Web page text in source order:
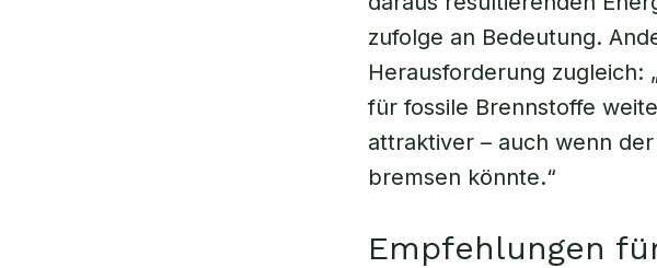
zufolge an Bedeutung.
Herausforderung zugleich:
für fossile Brennstoffe
attraktiver – auch wenn
bremsen könnte.“
Empfehlungen